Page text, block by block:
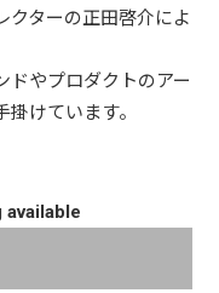
クターの正田啓介によ
ドやプロダクトのアー
けています。